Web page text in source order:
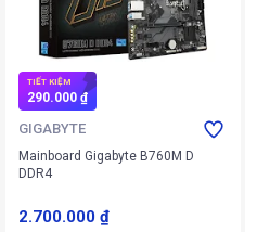
TIẾT KIỆM
290.000 ₫
GIGABYTE
Mainboard Gigabyte B760M D
DDR4
2.700.000 ₫